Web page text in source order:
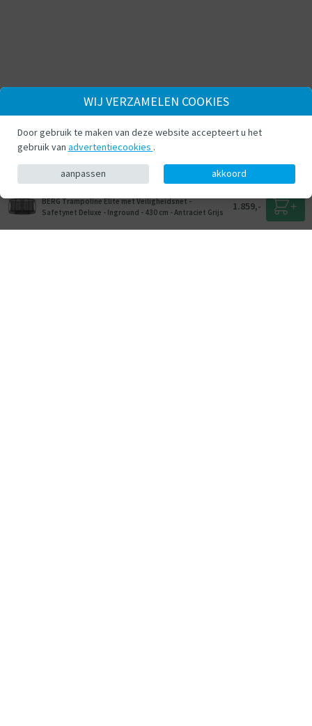
BERG Trampoline Elite met Veiligheidsnet -
Safetynet Deluxe - Inground - 430 cm - Antraciet Grijs
1.859,-
WIJ VERZAMELEN COOKIES
Door gebruik te maken van deze website accepteert u het
gebruik van advertentiecookies .
aanpassen akkoord